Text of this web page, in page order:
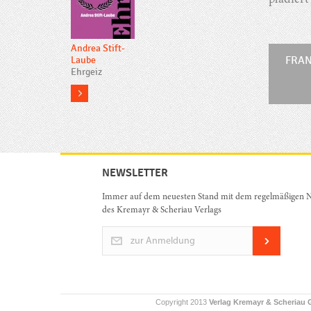
Andrea Stift-
Laube
Ehrgeiz
more
NEWSLETTER
Immer auf dem neuesten Stand mit dem regelmäßigen
des Kremayr & Scheriau Verlags
zur Anmeldung
Copyright 2013 Verlag Kremayr & Scheriau